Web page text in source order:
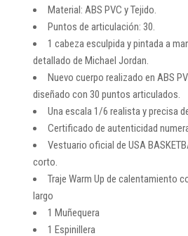
Material: ABS PVC y Tejido.
Puntos de articulación: 30.
1 cabeza esculpida y pintada a
detallado de Michael Jordan.
Nuevo cuerpo realizado en ABS
diseñado con 30 puntos articulados.
Una escala 1/6 realista y precisa
Certificado de autenticidad
Vestuario oficial de USA
corto.
Traje Warm Up de calentamiento
largo
1 Muñequera
1 Espinillera